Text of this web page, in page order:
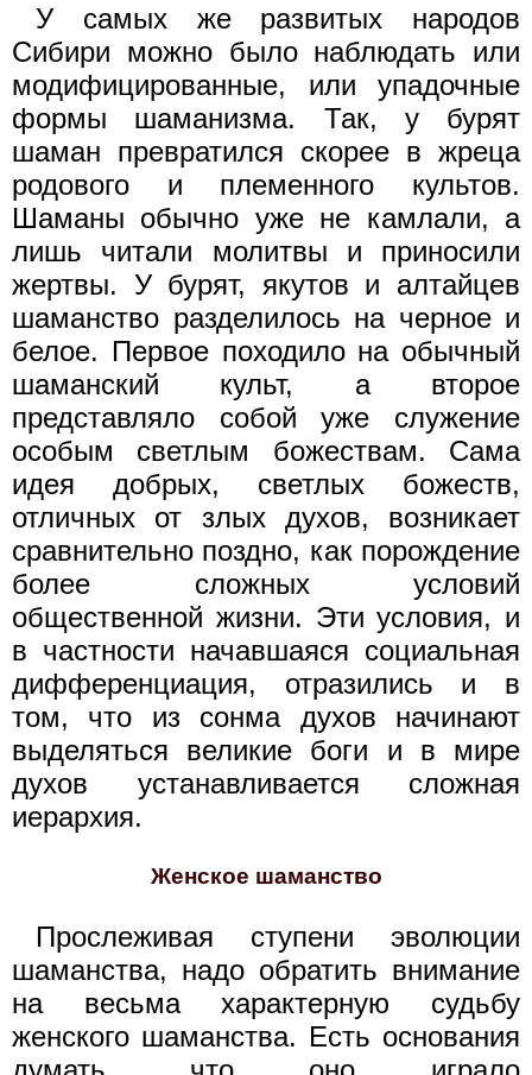
У самых же развитых народов
Сибири можно было наблюдать или
модифицированные, или упадочные
формы шаманизма. Так, у бурят
шаман превратился скорее в жреца
родового и племенного культов.
Шаманы обычно уже не камлали, а
лишь читали молитвы и приносили
жертвы. У бурят, якутов и алтайцев
шаманство разделилось на черное и
белое. Первое походило на обычный
шаманский культ, а второе
представляло собой уже служение
особым светлым божествам. Сама
идея добрых, светлых божеств,
отличных от злых духов, возникает
сравнительно поздно, как порождение
более сложных условий
общественной жизни. Эти условия, и
в частности начавшаяся социальная
дифференциация, отразились и в
том, что из сонма духов начинают
выделяться великие боги и в мире
духов устанавливается сложная
иерархия.
Женское шаманство
Прослеживая ступени эволюции
шаманства, надо обратить внимание
на весьма характерную судьбу
женского шаманства. Есть основания